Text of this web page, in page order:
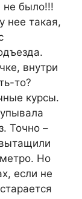
не было!!!
нее такая,
внутри
то?
курсы.
Точно –
Но
если не